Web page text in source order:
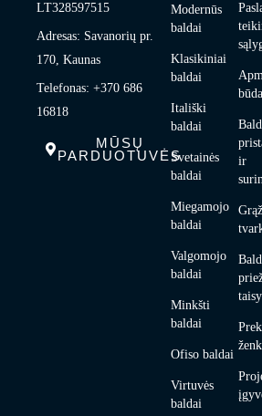
LT328597515
Adresas: Savanorių pr.
170, Kaunas
Telefonas: +370 686
16818
MŪSŲ
PARDUOTUVĖS
Modernūs
baldai
Klasikiniai
baldai
Itališki
baldai
Svetainės
baldai
Miegamojo
baldai
Valgomojo
baldai
Minkšti
baldai
Ofiso baldai
Virtuvės
baldai
ir